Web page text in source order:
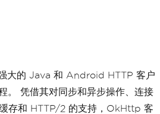
大的 Java 和 Android HTTP 客户
。 凭借其对同步和异步操作、连接
存和 HTTP/2 的支持，OkHttp 客